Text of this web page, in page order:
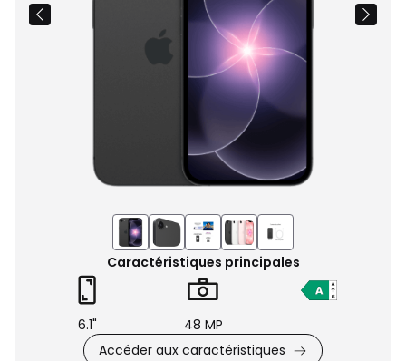
Caractéristiques principales
6.1"
48 MP
Accéder aux caractéristiques